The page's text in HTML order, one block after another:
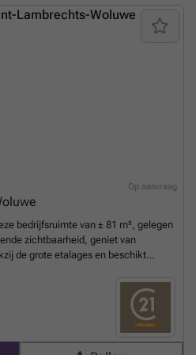
Onroerende voorheffing: €
tot het huren van 2
Het pand is perfect geschikt
Op aanvraag
bedrijfsruimte van ± 81 m², gelegen
zichtbaarheid, geniet van
de grote etalages en beschikt
een terras aan de voorzijde, een
aan de achterzijde, wat echt
en hun klanten. Het pand bestaat
een apart kantoor en twee
talrijke inrichtingsmogelijkheden,